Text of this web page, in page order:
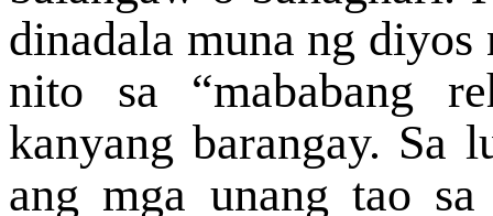
dinadala muna ng
nito sa “mababang
kanyang barangay. Sa
ang mga unang tao